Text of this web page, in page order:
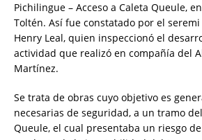
Pichilingue – Acceso a Caleta Queule,
Toltén. Así fue constatado por el
Henry Leal, quien inspeccionó el
actividad que realizó en compañía del
Martínez.
Se trata de obras cuyo objetivo es
necesarias de seguridad, a un tramo
Queule, el cual presentaba un riesgo